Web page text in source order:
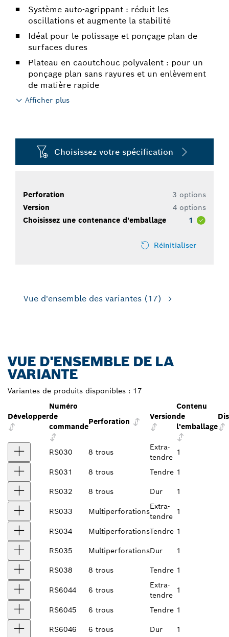
Système auto-agrippant : réduit les
oscillations et augmente la stabilité
Idéal pour le polissage et ponçage plan de
surfaces dures
Plateau en caoutchouc polyvalent : pour un
ponçage plan sans rayures et un enlèvement
de matière rapide
Afficher plus
Choisissez votre spécification
Perforation
3 options
Version
4 options
Choisissez une contenance d'emballage
1
Réinitialiser
Vue d'ensemble des variantes (17)
VUE D'ENSEMBLE DE LA
VARIANTE
Variantes de produits disponibles : 17
Développer
Numéro
de
commande
Perforation
Version
Contenu
de
l'emballage
RS030 8 trous
Extra-
tendre
1
RS031 8 trous Tendre 1
RS032 8 trous Dur 1
RS033 Multiperforations
Extra-
tendre
1
RS034 MultiperforationsTendre 1
RS035 MultiperforationsDur 1
RS038 8 trous Tendre 1
RS6044 6 trous
Extra-
tendre
1
RS6045 6 trous Tendre 1
RS6046 6 trous Dur 1